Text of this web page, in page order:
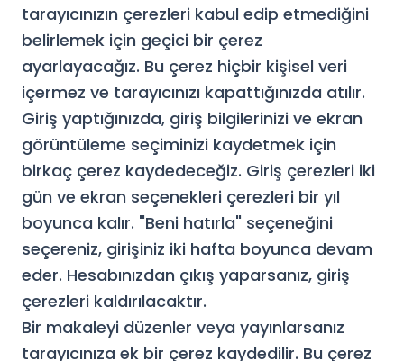
tarayıcınızın çerezleri kabul edip etmediğini
belirlemek için geçici bir çerez
ayarlayacağız. Bu çerez hiçbir kişisel veri
içermez ve tarayıcınızı kapattığınızda atılır.
Giriş yaptığınızda, giriş bilgilerinizi ve ekran
görüntüleme seçiminizi kaydetmek için
birkaç çerez kaydedeceğiz. Giriş çerezleri iki
gün ve ekran seçenekleri çerezleri bir yıl
boyunca kalır. "Beni hatırla" seçeneğini
seçereniz, girişiniz iki hafta boyunca devam
eder. Hesabınızdan çıkış yaparsanız, giriş
çerezleri kaldırılacaktır.
Bir makaleyi düzenler veya yayınlarsanız
tarayıcınıza ek bir çerez kaydedilir. Bu çerez